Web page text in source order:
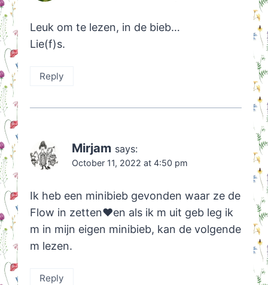
Leuk om te lezen, in de bieb…
Lie(f)s.
Reply
Mirjam says:
October 11, 2022 at 4:50 pm
Ik heb een minibieb gevonden waar ze de
Flow in zetten❤️en als ik m uit geb leg ik
m in mijn eigen minibieb, kan de volgende
m lezen.
Reply